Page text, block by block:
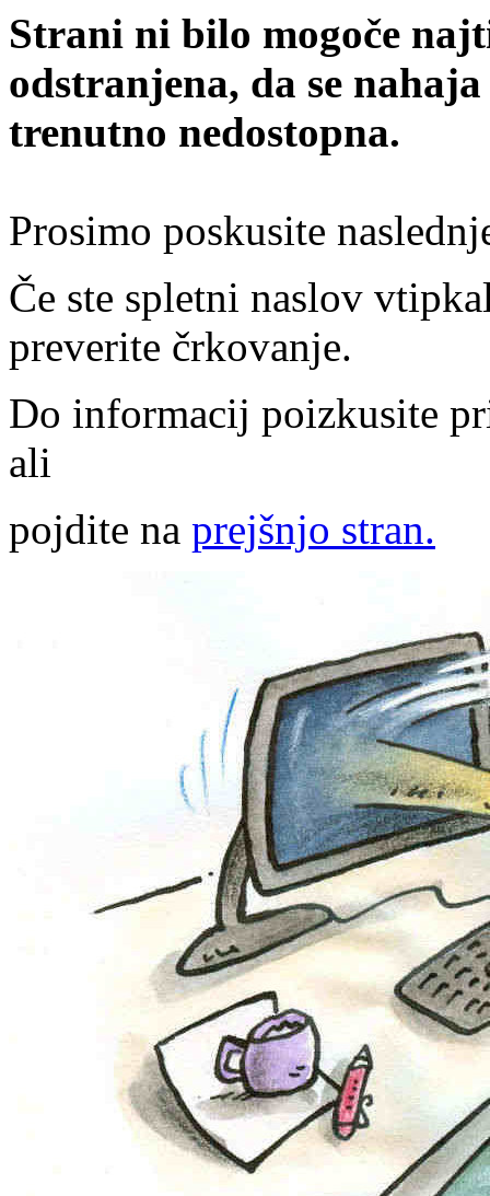
Strani ni bilo mogoče
odstranjena, da se
trenutno nedostopna.
Prosimo poskusite
Če ste spletni naslov
preverite črkovanje.
Do informacij poizkusite
ali
pojdite na prejšnjo stran.